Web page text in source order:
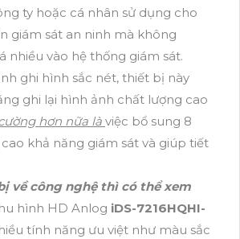
ty hoặc cá nhân sử dụng cho
giám sát an ninh mà không
nhiều vào hệ thống giám sát.
ghi hình sắc nét, thiết bị này
ghi lại hình ảnh chất lượng cao
hơn nữa là việc bổ sung 8
khả năng giám sát và giúp tiết
về công nghệ thì có thể xem
hình HD Anlog iDS-7216HQHI-
tính năng ưu việt như màu sắc